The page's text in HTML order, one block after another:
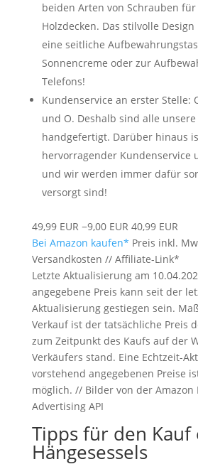
beiden Arten von Schrauben
Holzdecken. Das stilvolle
eine seitliche
Sonnencreme oder zur
Telefons!
Kundenservice an erster Stelle:
und O. Deshalb sind alle
handgefertigt. Darüber hinaus
hervorragender Kundenservice
und wir werden immer dafür
versorgt sind!
49,99 EUR −9,00 EUR 40,99 EUR
Bei Amazon kaufen* Preis inkl.
Versandkosten // Affiliate-Link*
Letzte Aktualisierung am
angegebene Preis kann seit der
Aktualisierung gestiegen sein.
Verkauf ist der tatsächliche Preis
zum Zeitpunkt des Kaufs auf der
Verkäufers stand. Eine Echtzeit-
vorstehend angegebenen Preise
möglich. // Bilder von der Amazon
Advertising API
Tipps für den Kauf
Hängesessels